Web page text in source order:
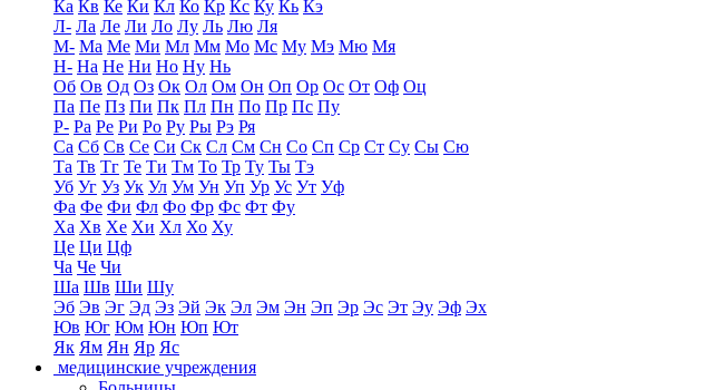
Ка Кв Ке Ки Кл Ко Кр Кс Ку Кь Кэ
Л- Ла Ле Ли Ло Лу Ль Лю Ля
М- Ма Ме Ми Мл Мм Мо Мс Му Мэ Мю Мя
Н- На Не Ни Но Ну Нь
Об Ов Од Оз Ок Ол Ом Он Оп Ор Ос От Оф Оц
Па Пе Пз Пи Пк Пл Пн По Пр Пс Пу
Р- Ра Ре Ри Ро Ру Ры Рэ Ря
Са Сб Св Се Си Ск Сл См Сн Со Сп Ср Ст Су Сы Сю
Та Тв Тг Те Ти Тм То Тр Ту Ты Тэ
Уб Уг Уз Ук Ул Ум Ун Уп Ур Ус Ут Уф
Фа Фе Фи Фл Фо Фр Фс Фт Фу
Ха Хв Хе Хи Хл Хо Ху
Це Ци Цф
Ча Че Чи
Ша Шв Ши Шу
Эб Эв Эг Эд Эз Эй Эк Эл Эм Эн Эп Эр Эс Эт Эу Эф Эх
Юв Юг Юм Юн Юп Ют
Як Ям Ян Яр Яс
медицинские учреждения